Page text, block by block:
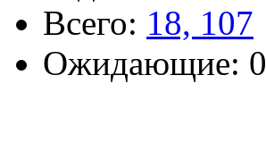
Всего: 18, 107
Ожидающие: 0